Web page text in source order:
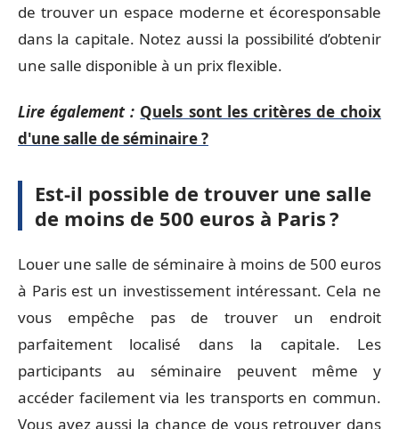
de trouver un espace moderne et écoresponsable
dans la capitale. Notez aussi la possibilité d’obtenir
une salle disponible à un prix flexible.
Lire également : Quels sont les critères de choix
d'une salle de séminaire ?
Est-il possible de trouver une salle
de moins de 500 euros à Paris ?
Louer une salle de séminaire à moins de 500 euros
à Paris est un investissement intéressant. Cela ne
vous empêche pas de trouver un endroit
parfaitement localisé dans la capitale. Les
participants au séminaire peuvent même y
accéder facilement via les transports en commun.
Vous avez aussi la chance de vous retrouver dans